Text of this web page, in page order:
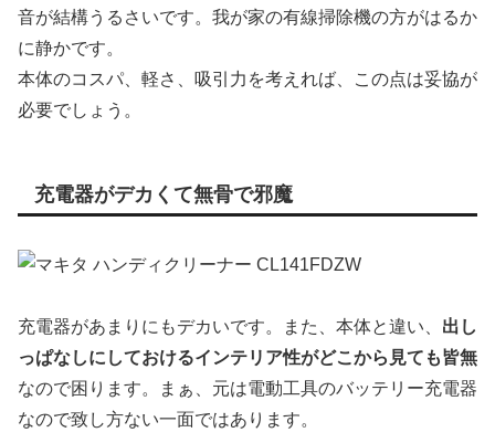
音が結構うるさいです。我が家の有線掃除機の方がはるか
に静かです。
本体のコスパ、軽さ、吸引力を考えれば、この点は妥協が
必要でしょう。
充電器がデカくて無骨で邪魔
充電器があまりにもデカいです。また、本体と違い、 出し
っぱなしにしておけるインテリア性がどこから見ても皆無
なので困ります。まぁ、元は電動工具のバッテリー充電器
なので致し方ない一面ではあります。